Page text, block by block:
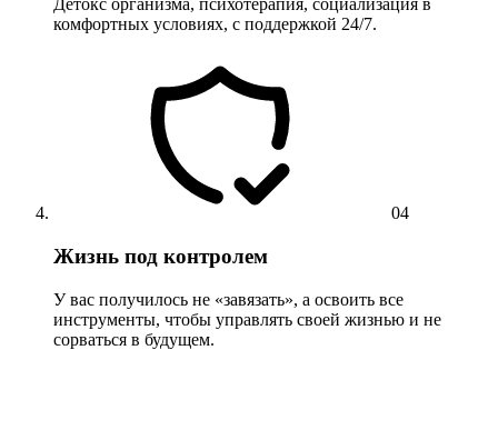
Детокс организма, психотерапия, социализация в
комфортных условиях, с поддержкой 24/7.
04
Жизнь под контролем
У вас получилось не «завязать», а освоить все
инструменты, чтобы управлять своей жизнью и не
сорваться в будущем.